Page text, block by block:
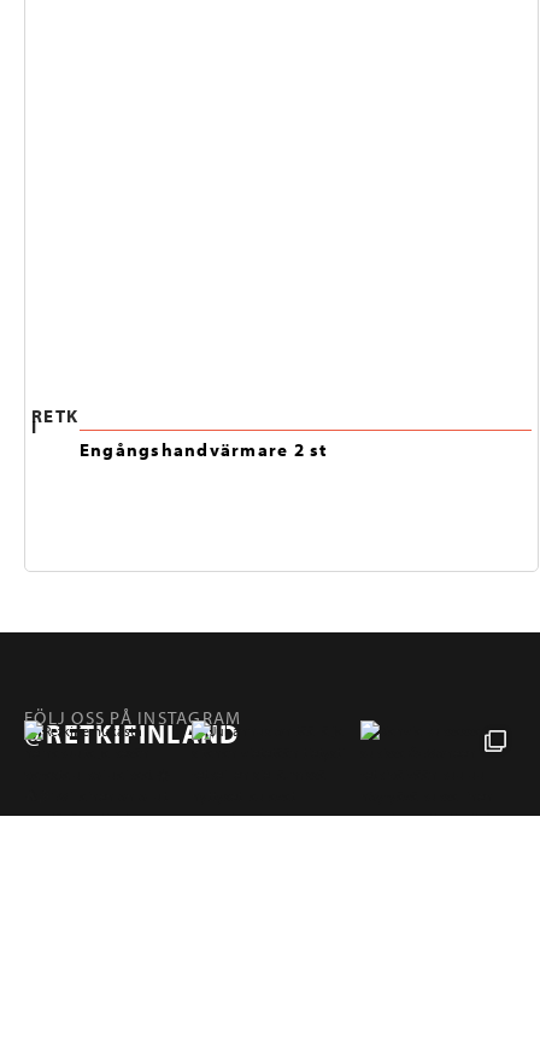
RETK
I
Engångshandvärmare 2 st
FÖLJ OSS PÅ INSTAGRAM
@RETKIFINLAND